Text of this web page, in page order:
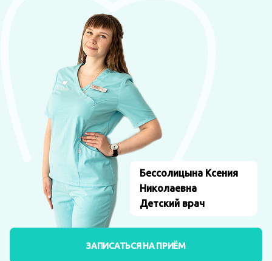
Бессолицына Ксения
Николаевна
Детский врач
ЗАПИСАТЬСЯ НА ПРИЁМ